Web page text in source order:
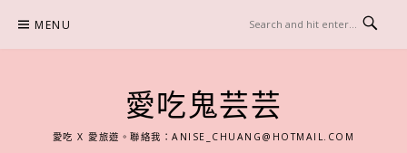
content
MENU
愛吃鬼芸芸
愛吃 X 愛旅遊。聯絡我：ANISE_CHUANG@HOTMAIL.COM